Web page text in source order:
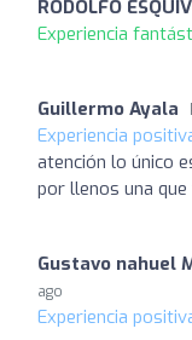
RODOLFO
Experiencia
Guillermo Ayala
Experiencia
atención lo único
por llenos una
Gustavo nahuel
ago
Experiencia